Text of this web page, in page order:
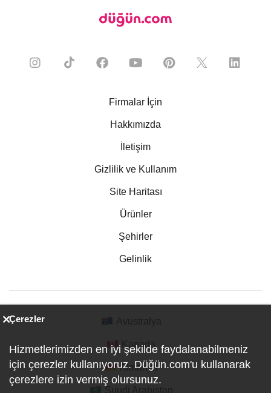
Firmalar İçin
Hakkımızda
İletişim
Gizlilik ve Kullanım
Site Haritası
Ürünler
Şehirler
Gelinlik
Kanada
Almanya
Çerezler
Hizmetlerimizden en iyi şekilde faydalanabilmeniz
için çerezler kullanıyoruz. Düğün.com'u kullanarak
çerezlere izin vermiş olursunuz.